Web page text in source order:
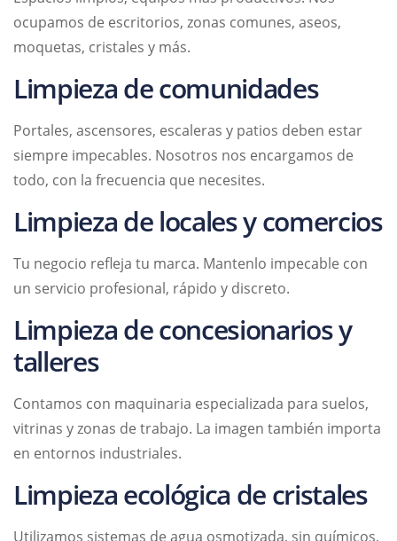
ocupamos de escritorios, zonas comunes, aseos,
moquetas, cristales y más.
Limpieza de comunidades
Portales, ascensores, escaleras y patios deben estar
siempre impecables. Nosotros nos encargamos de
todo, con la frecuencia que necesites.
Limpieza de locales y comercios
Tu negocio refleja tu marca. Mantenlo impecable con
un servicio profesional, rápido y discreto.
Limpieza de concesionarios y
talleres
Contamos con maquinaria especializada para suelos,
vitrinas y zonas de trabajo. La imagen también importa
en entornos industriales.
Limpieza ecológica de cristales
Utilizamos sistemas de agua osmotizada, sin químicos,